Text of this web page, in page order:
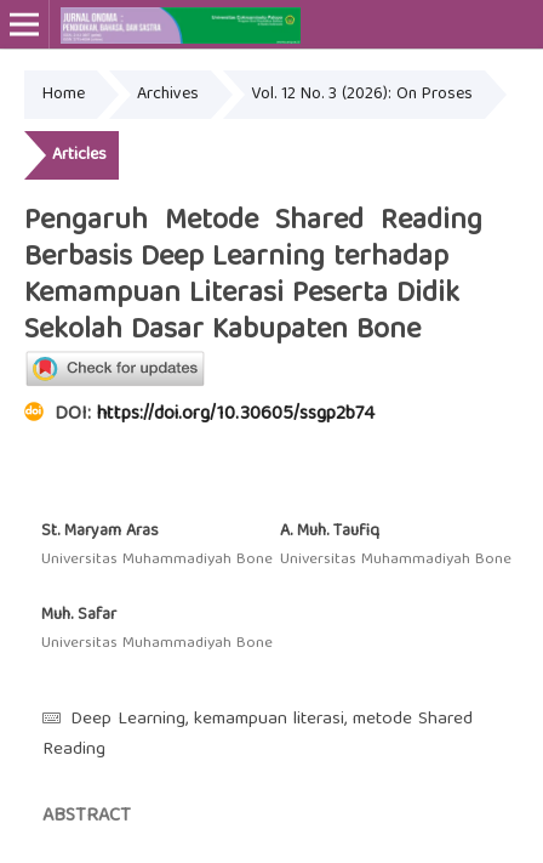
Online ISSN: 2715-4564
Home Archives Vol. 12 No. 3 (2026): On Proses
Articles
Pengaruh Metode Shared Reading
Berbasis Deep Learning terhadap
Kemampuan Literasi Peserta Didik
Sekolah Dasar Kabupaten Bone
DOI:https://doi.org/10.30605/ssgp2b74
St. Maryam Aras
Universitas Muhammadiyah Bone
A. Muh. Taufiq
Universitas Muhammadiyah Bone
Muh. Safar
Universitas Muhammadiyah Bone
Deep Learning, kemampuan literasi, metode Shared
Reading
ABSTRACT